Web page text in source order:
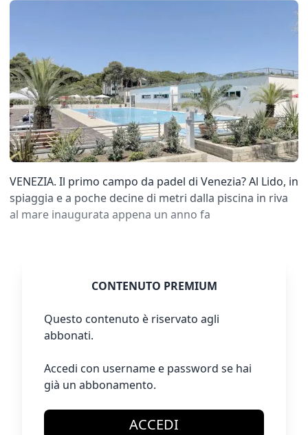
VENEZIA. Il primo campo da padel di Venezia? Al Lido, in
spiaggia e a poche decine di metri dalla piscina in riva
al mare inaugurata appena un anno fa
CONTENUTO PREMIUM
Questo contenuto è riservato agli
abbonati.
Accedi con username e password se hai
già un abbonamento.
ACCEDI